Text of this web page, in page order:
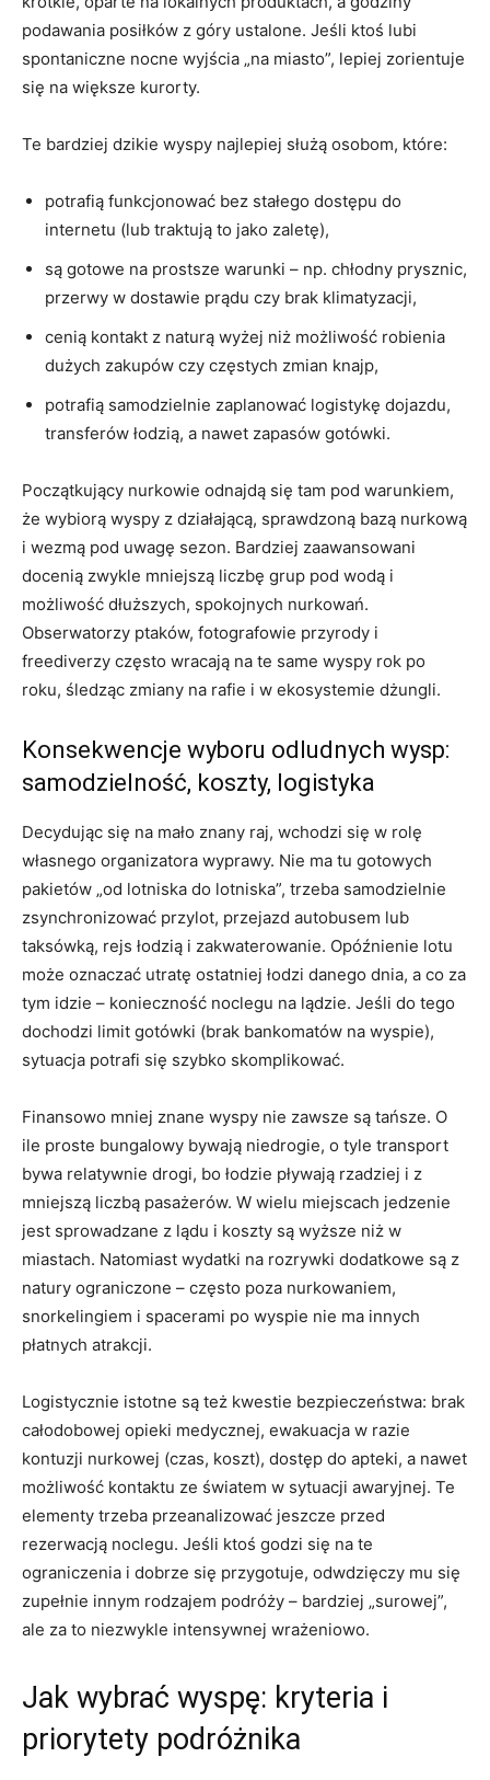
podawania posiłków z góry ustalone. Jeśli ktoś lubi
spontaniczne nocne wyjścia „na miasto”, lepiej zorientuje
się na większe kurorty.
Te bardziej dzikie wyspy najlepiej służą osobom, które:
potrafią funkcjonować bez stałego dostępu do
internetu (lub traktują to jako zaletę),
są gotowe na prostsze warunki – np. chłodny prysznic,
przerwy w dostawie prądu czy brak klimatyzacji,
cenią kontakt z naturą wyżej niż możliwość robienia
dużych zakupów czy częstych zmian knajp,
potrafią samodzielnie zaplanować logistykę dojazdu,
transferów łodzią, a nawet zapasów gotówki.
Początkujący nurkowie odnajdą się tam pod warunkiem,
że wybiorą wyspy z działającą, sprawdzoną bazą nurkową
i wezmą pod uwagę sezon. Bardziej zaawansowani
docenią zwykle mniejszą liczbę grup pod wodą i
możliwość dłuższych, spokojnych nurkowań.
Obserwatorzy ptaków, fotografowie przyrody i
freediverzy często wracają na te same wyspy rok po
roku, śledząc zmiany na rafie i w ekosystemie dżungli.
Konsekwencje wyboru odludnych wysp:
samodzielność, koszty, logistyka
Decydując się na mało znany raj, wchodzi się w rolę
własnego organizatora wyprawy. Nie ma tu gotowych
pakietów „od lotniska do lotniska”, trzeba samodzielnie
zsynchronizować przylot, przejazd autobusem lub
taksówką, rejs łodzią i zakwaterowanie. Opóźnienie lotu
może oznaczać utratę ostatniej łodzi danego dnia, a co za
tym idzie – konieczność noclegu na lądzie. Jeśli do tego
dochodzi limit gotówki (brak bankomatów na wyspie),
sytuacja potrafi się szybko skomplikować.
Finansowo mniej znane wyspy nie zawsze są tańsze. O
ile proste bungalowy bywają niedrogie, o tyle transport
bywa relatywnie drogi, bo łodzie pływają rzadziej i z
mniejszą liczbą pasażerów. W wielu miejscach jedzenie
jest sprowadzane z lądu i koszty są wyższe niż w
miastach. Natomiast wydatki na rozrywki dodatkowe są z
natury ograniczone – często poza nurkowaniem,
snorkelingiem i spacerami po wyspie nie ma innych
płatnych atrakcji.
Logistycznie istotne są też kwestie bezpieczeństwa: brak
całodobowej opieki medycznej, ewakuacja w razie
kontuzji nurkowej (czas, koszt), dostęp do apteki, a nawet
możliwość kontaktu ze światem w sytuacji awaryjnej. Te
elementy trzeba przeanalizować jeszcze przed
rezerwacją noclegu. Jeśli ktoś godzi się na te
ograniczenia i dobrze się przygotuje, odwdzięczy mu się
zupełnie innym rodzajem podróży – bardziej „surowej”,
ale za to niezwykle intensywnej wrażeniowo.
Jak wybrać wyspę: kryteria i
priorytety podróżnika